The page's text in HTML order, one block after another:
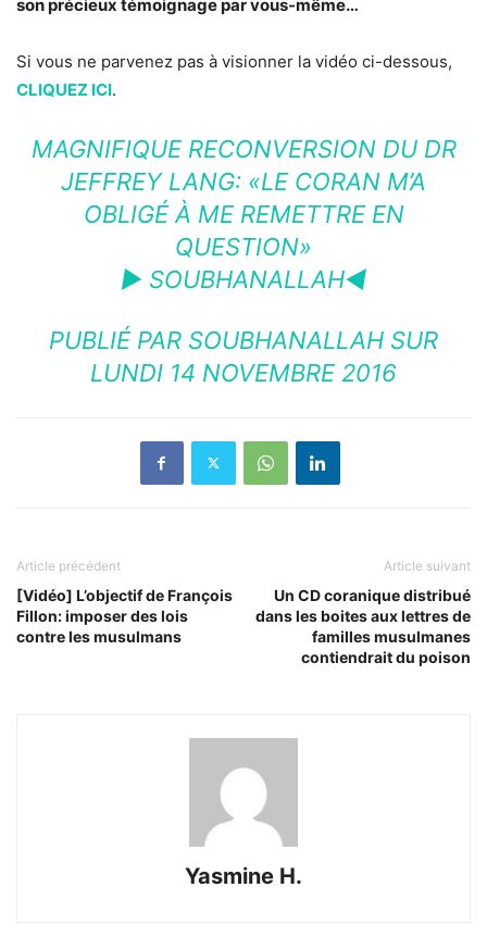
son précieux témoignage par vous-même…
Si vous ne parvenez pas à visionner la vidéo ci-dessous,
CLIQUEZ ICI.
MAGNIFIQUE RECONVERSION DU DR
JEFFREY LANG: «LE CORAN M’A
OBLIGÉ À ME REMETTRE EN
QUESTION»
► SOUBHANALLAH◄
PUBLIÉ PAR SOUBHANALLAH SUR
LUNDI 14 NOVEMBRE 2016
Article précédent
[Vidéo] L’objectif de François
Fillon: imposer des lois
contre les musulmans
Article suivant
Un CD coranique distribué
dans les boites aux lettres de
familles musulmanes
contiendrait du poison
Yasmine H.